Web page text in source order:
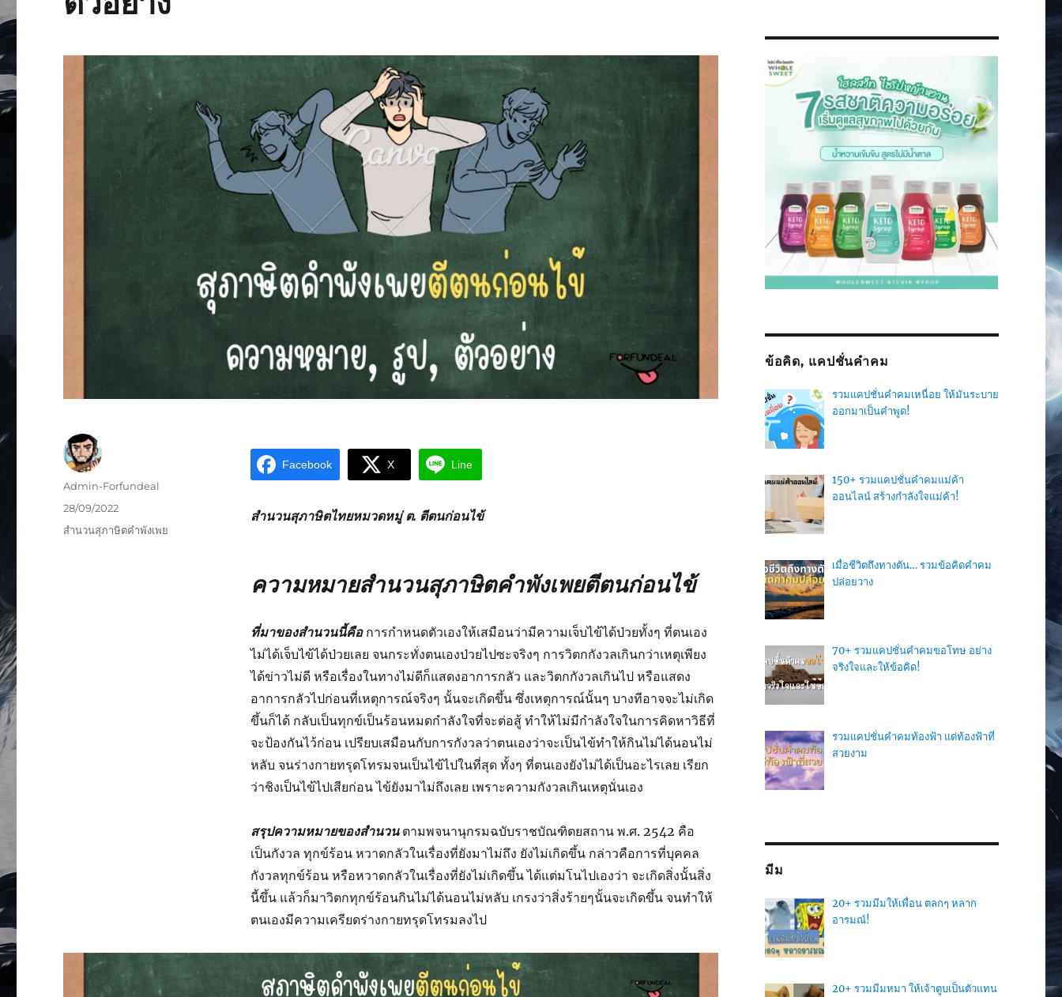
Facebook X Line
สำนวนสุภาษิตไทยหมวดหมู่ ต. ตีตนก่อนไข้
ความหมายสำนวนสุภาษิตคำพังเพยตีตนก่อนไข้
ที่มาของสำนวนนี้คือการกำหนดตัวเองให้เสมือนว่ามีความเจ็บไข้ได้ป่วยทั้งๆ ที่ตนเอง
ไม่ได้เจ็บไข้ได้ป่วยเลย จนกระทั่งตนเองป่วยไปซะจริงๆ การวิตกกังวลเกินกว่าเหตุเพียง
ได้ข่าวไม่ดี หรือเรื่องในทางไม่ดีก็แสดงอาการกลัว และวิตกกังวลเกินไป หรือแสดง
อาการกลัวไปก่อนที่เหตุการณ์จริงๆ นั้นจะเกิดขึ้น ซึ่งเหตุการณ์นั้นๆ บางทีอาจจะไม่เกิด
ขึ้นก็ได้ กลับเป็นทุกข์เป็นร้อนหมดกำลังใจที่จะต่อสู้ ทำให้ไม่มีกำลังใจในการคิดหาวิธีที่
จะป้องกันไว้ก่อน เปรียบเสมือนกับการกังวลว่าตนเองว่าจะเป็นไข้ทำให้กินไม่ได้นอนไม่
หลับ จนร่างกายทรุดโทรมจนเป็นไข้ไปในที่สุด ทั้งๆ ที่ตนเองยังไม่ได้เป็นอะไรเลย เรียก
ว่าชิงเป็นไข้ไปเสียก่อน ไข้ยังมาไม่ถึงเลย เพราะความกังวลเกินเหตุนั่นเอง
สรุปความหมายของสำนวนตามพจนานุกรมฉบับราชบัณฑิตยสถาน พ.ศ. 2542 คือ
เป็นกังวล ทุกข์ร้อน หวาดกลัวในเรื่องที่ยังมาไม่ถึง ยังไม่เกิดขึ้น กล่าวคือการที่บุคคล
กังวลทุกข์ร้อน หรือหวาดกลัวในเรื่องที่ยังไม่เกิดขึ้น ได้แต่มโนไปเองว่า จะเกิดสิ่งนั้นสิ่ง
นี้ขึ้น แล้วก็มาวิตกทุกข์ร้อนกินไม่ได้นอนไม่หลับ เกรงว่าสิ่งร้ายๆนั้นจะเกิดขึ้น จนทำให้
ตนเองมีความเครียดร่างกายทรุดโทรมลงไป
Admin-Forfundeal
28/09/2022
สำนวนสุภาษิตคำพังเพย
ข้อคิด, แคปชั่นคำคม
รวมแคปชั่นคำคมเหนื่อย ให้มันระบาย
ออกมาเป็นคำพูด!
150+ รวมแคปชั่นคำคมแม่ค้า
ออนไลน์ สร้างกำลังใจแม่ค้า!
เมื่อชีวิตถึงทางตัน… รวมข้อคิดคำคม
ปล่อยวาง
70+ รวมแคปชั่นคำคมขอโทษ อย่าง
จริงใจและให้ข้อคิด!
รวมแคปชั่นคำคมท้องฟ้า แด่ท้องฟ้าที่
สวยงาม
มีม
20+ รวมมีมให้เพื่อน ตลกๆ หลาก
อารมณ์!
20+ รวมมีมหมา ให้เจ้าตูบเป็นตัวแทน